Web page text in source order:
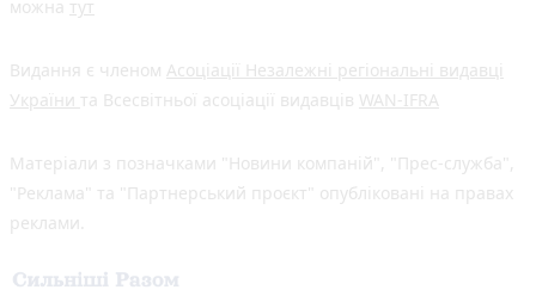
можна тут
Видання є членом Асоціації Незалежні регіональні видавці
України та Всесвітньої асоціації видавців WAN-IFRA
Матеріали з позначками "Новини компаній", "Прес-служба",
"Реклама" та "Партнерський проєкт" опубліковані на правах
реклами.